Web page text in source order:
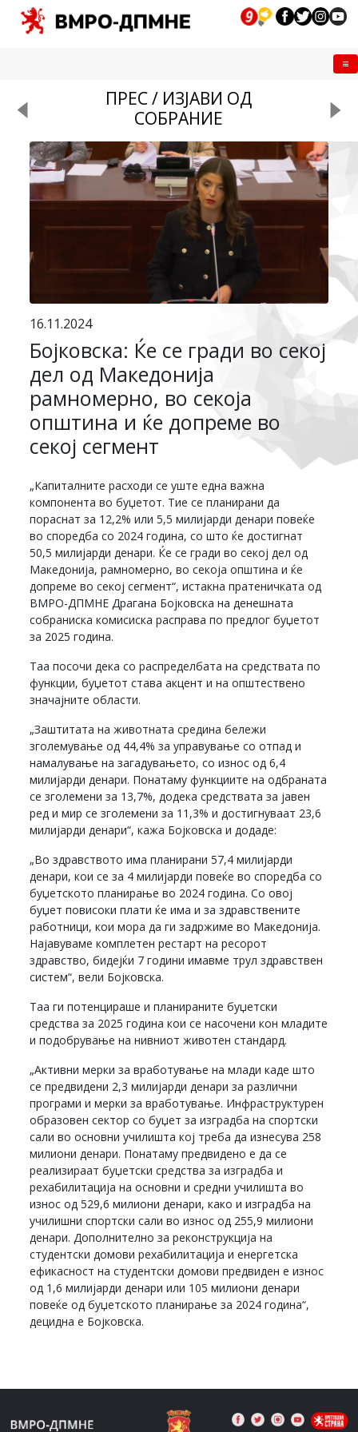
ПРЕС / ИЗЈАВИ ОД
СОБРАНИЕ
16.11.2024
Бојковска: Ќе се гради во секој
дел од Македонија
рамномерно, во секоја
општина и ќе допреме во
секој сегмент
„Капиталните расходи се уште една важна
компонента во буџетот. Тие се планирани да
пораснат за 12,2% или 5,5 милијарди денари повеќе
во споредба со 2024 година, со што ќе достигнат
50,5 милијарди денари. Ќе се гради во секој дел од
Македонија, рамномерно, во секоја општина и ќе
допреме во секој сегмент“, истакна пратеничката од
ВМРО-ДПМНЕ Драгана Бојковска на денешната
собраниска комисиска расправа по предлог буџетот
за 2025 година.
Таа посочи дека со распределбата на средствата по
функции, буџетот става акцент и на општествено
значајните области.
„Заштитата на животната средина бележи
зголемување од 44,4% за управување со отпад и
намалување на загадувањето, со износ од 6,4
милијарди денари. Понатаму функциите на одбраната
се зголемени за 13,7%, додека средствата за јавен
ред и мир се зголемени за 11,3% и достигнуваат 23,6
милијарди денари“, кажа Бојковска и додаде:
„Во здравството има планирани 57,4 милијарди
денари, кои се за 4 милијарди повеќе во споредба со
буџетското планирање во 2024 година. Со овој
буџет повисоки плати ќе има и за здравствените
работници, кои мора да ги задржиме во Македонија.
Најавуваме комплетен рестарт на ресорот
здравство, бидејќи 7 години имавме трул здравствен
систем“, вели Бојковска.
Таа ги потенцираше и планираните буџетски
средства за 2025 година кои се насочени кон младите
и подобрување на нивниот животен стандард.
„Активни мерки за вработување на млади каде што
се предвидени 2,3 милијарди денари за различни
програми и мерки за вработување. Инфраструктурен
образовен сектор со буџет за изградба на спортски
сали во основни училишта кој треба да изнесува 258
милиони денари. Понатаму предвидено е да се
реализираат буџетски средства за изградба и
рехабилитација на основни и средни училишта во
износ од 529,6 милиони денари, како и изградба на
училишни спортски сали во износ од 255,9 милиони
денари. Дополнително за реконструкција на
студентски домови рехабилитација и енергетска
ефикасност на студентски домови предвиден е износ
од 1,6 милијарди денари или 105 милиони денари
повеќе од буџетското планирање за 2024 година“,
децидна е Бојковска.